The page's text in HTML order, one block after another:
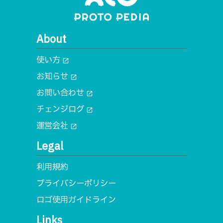
About
使い方 open_in_new
お知らせ open_in_new
お問い合わせ open_in_new
チェンジログ open_in_new
運営会社 open_in_new
Legal
利用規約
プライバシーポリシー
ロゴ使用ガイドライン